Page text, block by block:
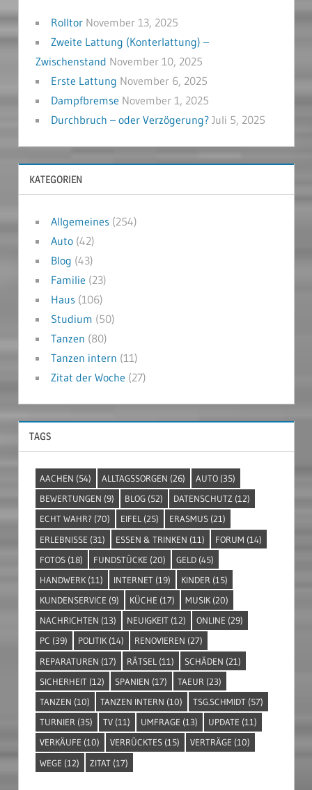
Rolltor November 13, 2025
Zweite Lattung (Konterlattung) –
Zwischenstand November 10, 2025
Erste Lattung November 6, 2025
Dampfbremse November 1, 2025
Durchbruch – oder Verzögerung? Juli 5, 2025
KATEGORIEN
Allgemeines(254)
Auto(42)
Blog (43)
Familie (23)
Haus(106)
Studium (50)
Tanzen (80)
Tanzen intern (11)
Zitat der Woche (27)
TAGS
AACHEN (54) ALLTAGSSORGEN (26) AUTO (35)
BEWERTUNGEN (9) BLOG (52) DATENSCHUTZ (12)
ECHT WAHR? (70) EIFEL (25) ERASMUS (21)
ERLEBNISSE (31) ESSEN & TRINKEN (11) FORUM (14)
FOTOS (18) FUNDSTÜCKE (20) GELD (45)
HANDWERK (11) INTERNET (19) KINDER (15)
KUNDENSERVICE (9) KÜCHE (17) MUSIK (20)
NACHRICHTEN (13) NEUIGKEIT (12) ONLINE (29)
PC (39) POLITIK (14) RENOVIEREN (27)
REPARATUREN (17) RÄTSEL (11) SCHÄDEN (21)
SICHERHEIT (12) SPANIEN (17) TAEUR (23)
TANZEN (10) TANZEN INTERN (10) TSG.SCHMIDT (57)
TURNIER (35) TV (11) UMFRAGE (13) UPDATE (11)
VERKÄUFE (10) VERRÜCKTES (15) VERTRÄGE (10)
WEGE (12) ZITAT (17)